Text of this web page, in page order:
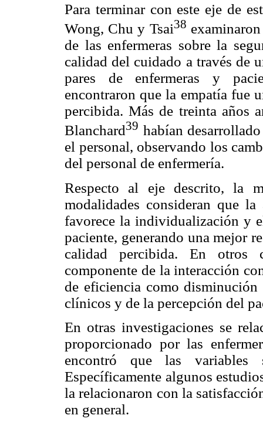
Para terminar con este eje de
Wong, Chu y Tsai38
de las enfermeras sobre la
calidad del cuidado a través de
pares de enfermeras y
encontraron que la empatía fue
percibida. Más de treinta años
Blanchard39 habían
el personal, observando los
del personal de enfermería.
Respecto al eje descrito, la
modalidades consideran que
favorece la individualización y
paciente, generando una mejor
calidad percibida. En otros
componente de la interacción
de eficiencia como
clínicos y de la percepción del
En otras investigaciones se
proporcionado por las
encontró que las variables
Específicamente algunos
la relacionaron con la
en general.